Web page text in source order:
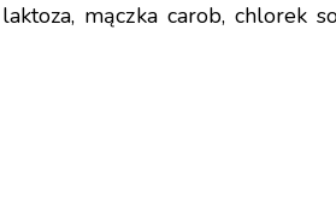
mączka carob, chlorek